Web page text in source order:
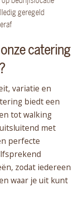
geregeld
catering
variatie en
biedt een
tot walking
met
perfecte
zodat iedereen
waar je uit kunt